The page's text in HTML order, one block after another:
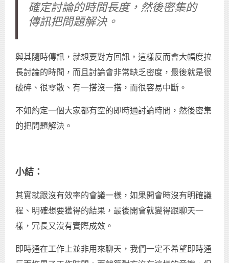
確定討論的時間長度，然後密集的
傳訊把問題解決。
與其隨時傳訊，就想要對方回訊，這樣反而會大幅度拉
長討論的時間，而且討論會非常缺乏密度，最後就是很
破碎、很零散、有一搭沒一搭，而很容易中斷。
不如約定一個大家都有空的即時通討論時間，然後密集
的把問題解決。
小結：
其實就跟沒有效率的會議一樣，如果開會時沒有明確議
程、明確想要獲得的結果，最後開會就變得跟聊天一
樣，冗長又沒有實際成效。
即時通在工作上並非用來聊天，我們一定不希望即時通